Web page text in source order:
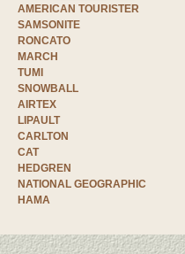
AMERICAN TOURISTER
SAMSONITE
RONCATO
MARCH
TUMI
SNOWBALL
AIRTEX
LIPAULT
CARLTON
CAT
HEDGREN
NATIONAL GEOGRAPHIC
HAMA